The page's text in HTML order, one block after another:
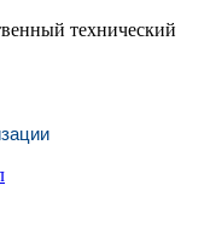
технический